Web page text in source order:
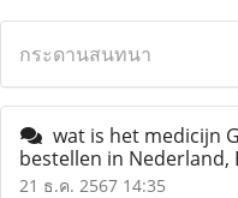
กระดานสนทนา
wat is het medicijn
bestellen in Nederland,
21 ธ.ค. 2567 14:35